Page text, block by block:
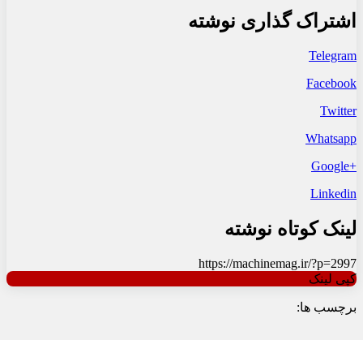
اشتراک گذاری نوشته
Telegram
Facebook
Twitter
Whatsapp
+Google
Linkedin
لینک کوتاه نوشته
https://machinemag.ir/?p=2997
کپی لینک
برچسب ها: